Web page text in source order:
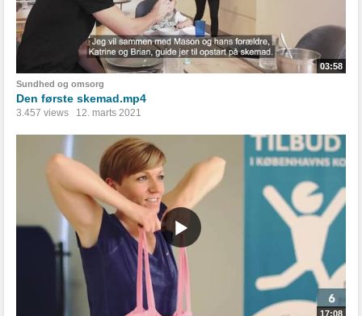
03:58
Sundhed og omsorg
Den første skemad.mp4
3.457 views 12. marts 2021
17:08